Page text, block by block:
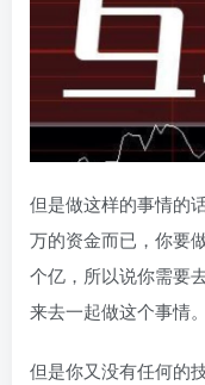
但是做这样的事情的
万的资金而已，你要
个亿，所以说你需要
来去一起做这个事情。
但是你又没有任何的